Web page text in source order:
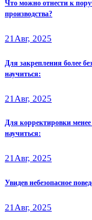
Что можно отнести к
производства?
21 Авг, 2025
Для закрепления более
научиться:
21 Авг, 2025
Для корректировки менее
научиться:
21Авг, 2025
Увидев небезопасное
21 Авг, 2025